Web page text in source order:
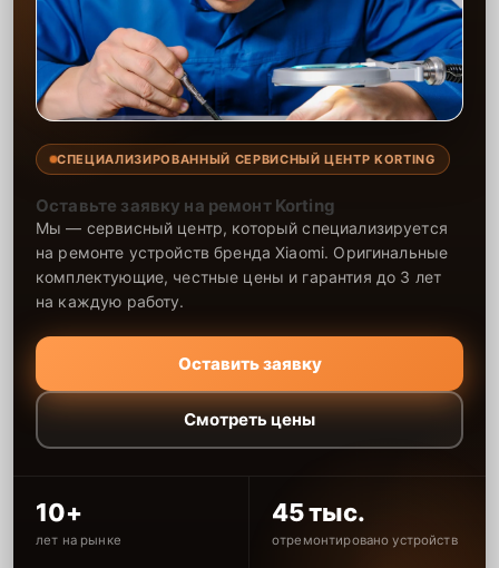
СПЕЦИАЛИЗИРОВАННЫЙ СЕРВИСНЫЙ ЦЕНТР KORTING
Оставьте заявку на ремонт Korting
Мы — сервисный центр, который специализируется
на ремонте устройств бренда Xiaomi. Оригинальные
комплектующие, честные цены и гарантия до 3 лет
на каждую работу.
Оставить заявку
Смотреть цены
10+
лет на рынке
45 тыс.
отремонтировано устройств